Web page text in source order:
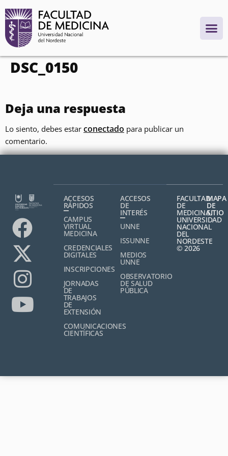
contenido
DSC_0150
Deja una respuesta
Lo siento, debes estar conectado para publicar un
comentario.
ACCESOS
RÁPIDOS
CAMPUS
VIRTUAL
MEDICINA
CREDENCIALES
DIGITALES
INSCRIPCIONES
JORNADAS
DE
TRABAJOS
DE
EXTENSIÓN
COMUNICACIONES
CIENTÍFICAS
ACCESOS
DE
INTERÉS
UNNE
ISSUNNE
MEDIOS
UNNE
OBSERVATORIO
DE SALUD
PÚBLICA
FACULTAD
DE
MEDICINA,
UNIVERSIDAD
NACIONAL
DEL
NORDESTE
© 2026
MAPA
DE
SITIO